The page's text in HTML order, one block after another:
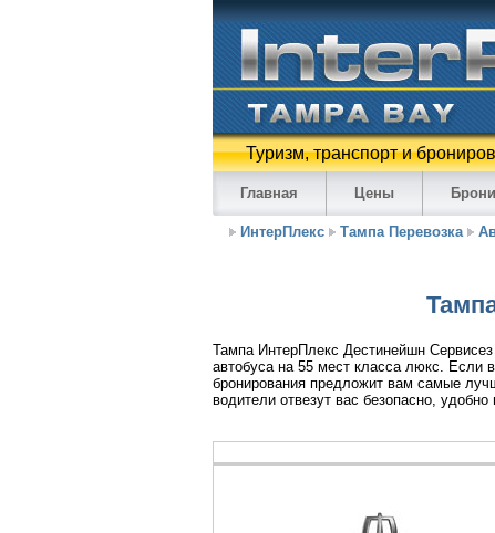
Туризм, транспорт и
Главная Цены
ИнтерПлекс Тампа Перевозка
Тампа ИнтерПлекс Дестинейшн
автобуса на 55 мест класса люкс. Если
бронирования предложит вам самые
водители отвезут вас безопасно,